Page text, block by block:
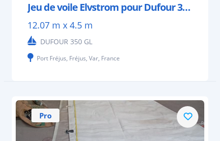
Jeu de voile Elvstrom pour Dufour 350 GL
12.07 m x 4.5 m
DUFOUR 350 GL
Port Fréjus, Fréjus, Var, France
Pro